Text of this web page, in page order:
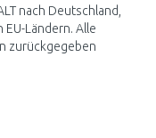
nach Deutschland,
Ländern. Alle
zurückgegeben